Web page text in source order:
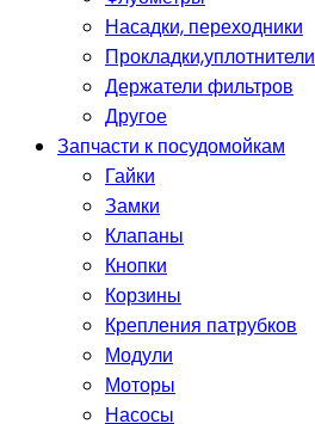
Насадки, переходники
Прокладки,уплотнители
Держатели фильтров
Другое
Запчасти к посудомойкам
Гайки
Замки
Клапаны
Кнопки
Корзины
Крепления патрубков
Модули
Моторы
Насосы